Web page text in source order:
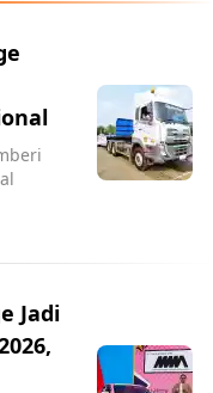
Jadi